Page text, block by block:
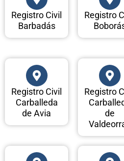
Registro Civil
Barbadás
Registro
Registro Civil
Carballeda
de Avia
Registro
de